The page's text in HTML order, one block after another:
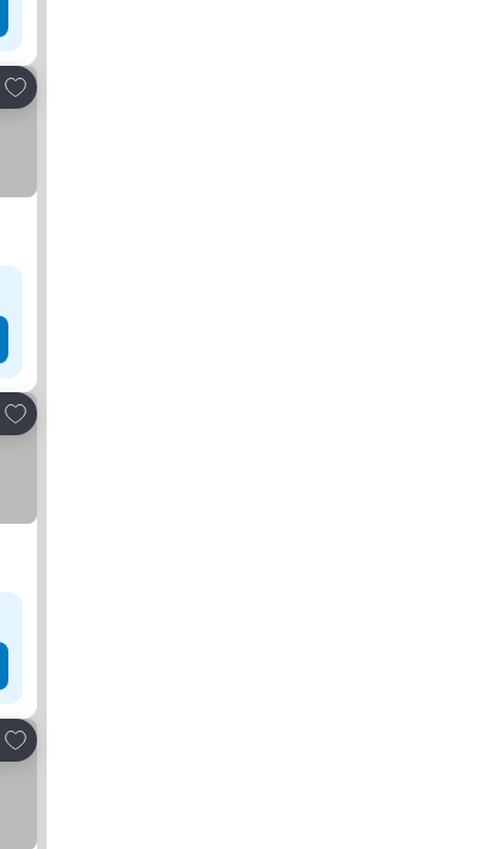
Přidat na seznam oblíbených hotelů
Přidat na seznam oblíbených hotelů
Přidat na seznam oblíbených hotelů